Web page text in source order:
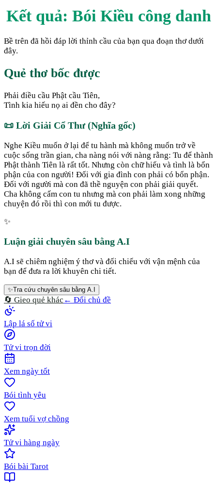
Kết quả: Bói Kiều công danh
Bề trên đã hồi đáp lời thỉnh cầu của bạn qua đoạn thơ dưới
đây.
Quẻ thơ bốc được
Phải điều cầu Phật cầu Tiên,
Tình kia hiếu nọ ai đền cho đây?
📜 Lời Giải Cổ Thư (Nghĩa gốc)
Nghe Kiều muốn ở lại để tu hành mà không muốn trở về
cuộc sống trần gian, cha nàng nói với nàng rằng: Tu để thành
Phật thành Tiên là rất tốt. Nhưng còn chữ hiếu và tình là bổn
phận của con người! Đối với gia đình con phải có bổn phận.
Đối với người mà con đã thề nguyện con phải giải quyết.
Cha không cấm con tu nhưng mà con phải làm xong những
chuyện đó rồi thì con mới tu được.
✨
Luận giải chuyên sâu bằng A.I
A.I sẽ chiêm nghiệm ý thơ và đối chiếu với vận mệnh của
bạn để đưa ra lời khuyên chi tiết.
✨Tra cứu chuyên sâu bằng A.I
🔄 Gieo quẻ khác ← Đổi chủ đề
Lập lá số tử vi
Tử vi trọn đời
Xem ngày tốt
Bói tình yêu
Xem tuổi vợ chồng
Tử vi hàng ngày
Bói bài Tarot